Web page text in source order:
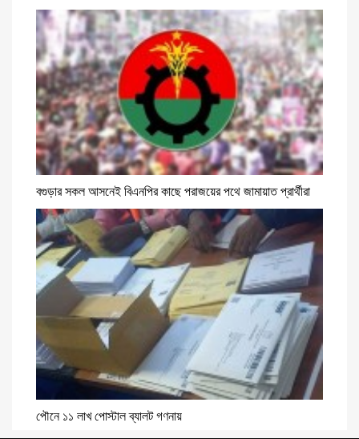
বগুড়ার সকল আসনেই বিএনপির কাছে পরাজয়ের পথে জামায়াত প্রার্থীরা
পৌনে ১১ লাখ পোস্টাল ব্যালট গণনায়